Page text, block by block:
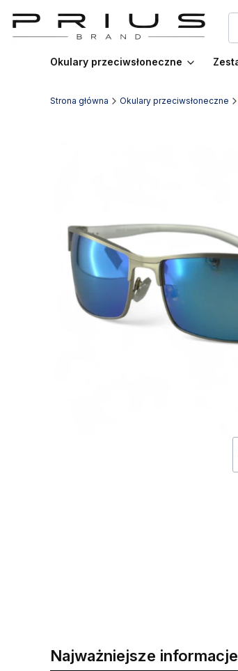
Okulary przeciwsłoneczne
Strona główna Okulary przeciwsłoneczne
Najważniejsze informacje